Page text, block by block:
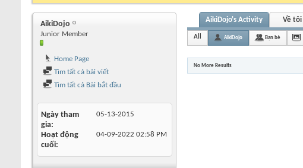
AikiDojo
Junior Member
Home Page
Tìm tất cả bài viết
Tìm tất cả Bài bắt đầu
Ngày tham
gia
05-13-2015
Hoạt động
cuối
04-09-2022 02:58 PM
AikiDojo's Activity Về tôi
All AikiDojo Bạn bè
No More Results